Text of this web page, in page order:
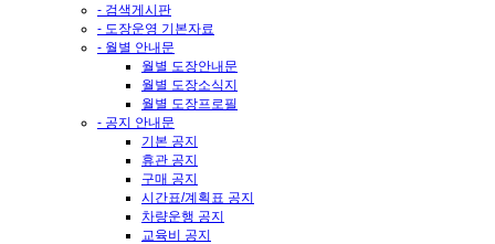
- 검색게시판
- 도장운영 기본자료
- 월별 안내문
월별 도장안내문
월별 도장소식지
월별 도장프로필
- 공지 안내문
기본 공지
휴관 공지
구매 공지
시간표/계획표 공지
차량운행 공지
교육비 공지